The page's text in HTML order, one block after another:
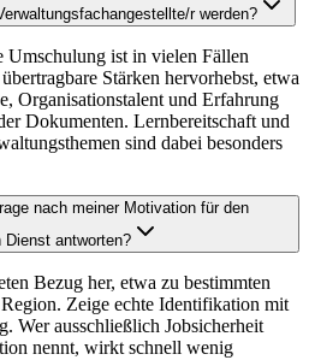
r werden?
Umschulung ist in vielen Fällen
Stärken hervorhebst, etwa
Organisationstalent und Erfahrung
Dokumenten. Lernbereitschaft und
sind dabei besonders
nach meiner Motivation für den
Dienst antworten?
Bezug her, etwa zu bestimmten
Zeige echte Identifikation mit
Wer ausschließlich Jobsicherheit
nennt, wirkt schnell wenig